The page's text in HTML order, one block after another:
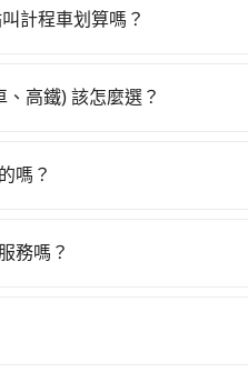
車費800元後，抵達全國加
47分鐘在轉乘與等車上，
應該是你最便宜選擇。
車保險與可能的罰單都需自
樂透一樣。另外，偶爾也會
就顯得非常不便。
計程車划算嗎？
計程車隊，如順達計程車、
高鐵) 該怎麼選？
需多點停留的行程建議可選
便性可選包車和計程車，喜
嗎？
適合！
務嗎？